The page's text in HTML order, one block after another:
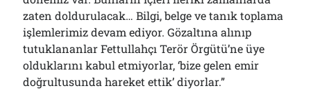
zaten doldurulacak… Bilgi, belge ve tanık toplama
işlemlerimiz devam ediyor. Gözaltına alınıp
tutuklananlar Fettullahçı Terör Örgütü’ne üye
olduklarını kabul etmiyorlar, ‘bize gelen emir
doğrultusunda hareket ettik’ diyorlar.”